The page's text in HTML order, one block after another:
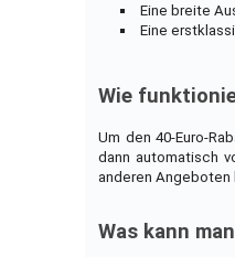
Eine breite
Eine
Wie
Um den 40-Euro-
dann automatisch
anderen Angeboten
Was kann